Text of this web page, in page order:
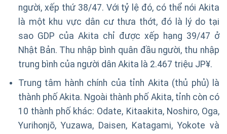
người, xếp thứ 38/47. Với tỷ lệ đó, có thể nói Akita
là một khu vực dân cư thưa thớt, đó là lý do tại
sao GDP của Akita chỉ được xếp hạng 39/47 ở
Nhật Bản. Thu nhập bình quân đầu người, thu nhập
trung bình của người dân Akita là 2.467 triệu JP¥.
Trung tâm hành chính của tỉnh Akita (thủ phủ) là
thành phố Akita. Ngoài thành phố Akita, tỉnh còn có
10 thành phố khác: Odate, Kitaakita, Noshiro, Oga,
Yurihonjō, Yuzawa, Daisen, Katagami, Yokote và